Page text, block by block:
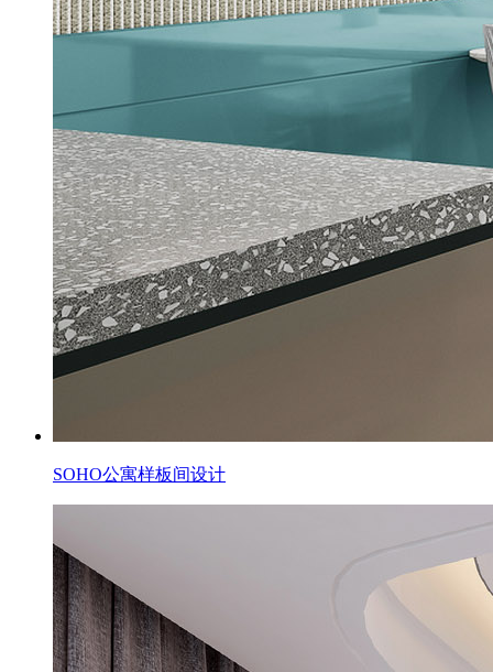
SOHO公寓样板间设计